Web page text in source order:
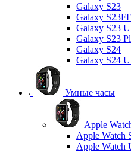
Galaxy S23
Galaxy S23FE
Galaxy S23
Galaxy S23
Galaxy S24
Galaxy S24
Умные часы
Apple
Apple Watch
Apple Watch